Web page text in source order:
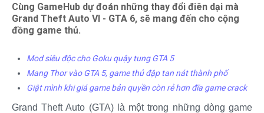
Cùng GameHub dự đoán những thay đổi điên dại mà
Grand Theft Auto VI - GTA 6, sẽ mang đến cho cộng
đồng game thủ.
Mod siêu độc cho Goku quậy tung GTA 5
Mang Thor vào GTA 5, game thủ đập tan nát thành phố
Giật mình khi giá game bản quyền còn rẻ hơn đĩa game crack
Grand Theft Auto (GTA) là một trong những dòng game